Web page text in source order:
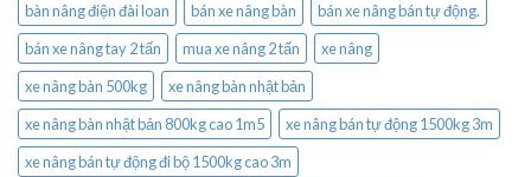
bàn nâng điện đài loan
bán xe nâng bàn
bán xe nâng bán tự động.
bán xe nâng tay 2 tấn
mua xe nâng 2 tấn
xe nâng
xe nâng bàn 500kg
xe nâng bàn nhật bản
xe nâng bàn nhật bản 800kg cao 1m5
xe nâng bán tự động 1500kg 3m
xe nâng bán tự động đi bộ 1500kg cao 3m